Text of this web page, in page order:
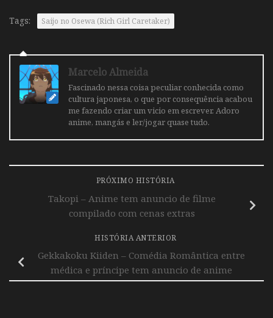
Tags: Saijo no Osewa (Rich Girl Caretaker)
Marcelo Almeida
Fascinado nessa coisa peculiar conhecida como
cultura japonesa, o que por consequência acabou
me fazendo criar um vicio em escrever. Adoro
anime, mangás e ler/jogar quase tudo.
PRÓXIMO HISTÓRIA
Takopi – Anime tem anuncio de filme
compilado com cenas extras
HISTÓRIA ANTERIOR
Gekkakoku Kiiden – Comédia Romântica entre
médica e príncipe tem anuncio de anime